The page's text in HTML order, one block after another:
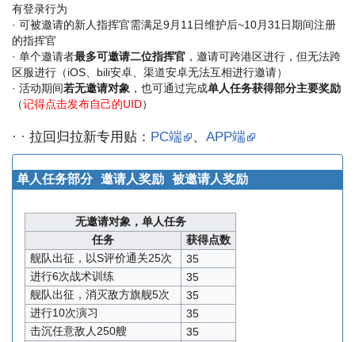
有登录行为
· 可被邀请的新人指挥官需满足9月11日维护后~10月31日期间注册
的指挥官
· 单个邀请者最多可邀请二位指挥官 ，邀请可跨港区进行，但无法跨
区服进行（iOS、bili安卓、渠道安卓无法互相进行邀请）
· 活动期间若无邀请对象 ，也可通过完成单人任务获得部分主要奖励
（记得点击发布自己的UID）
· · 拉回归拉新专用贴： PC端 、 APP端
单人任务部分 邀请人奖励 被邀请人奖励
无邀请对象，单人任务
任务
获得点数
舰队出征，以S评价通关25次
35
进行6次战术训练
35
舰队出征，消灭敌方旗舰5次
35
进行10次演习
35
击沉任意敌人250艘
35